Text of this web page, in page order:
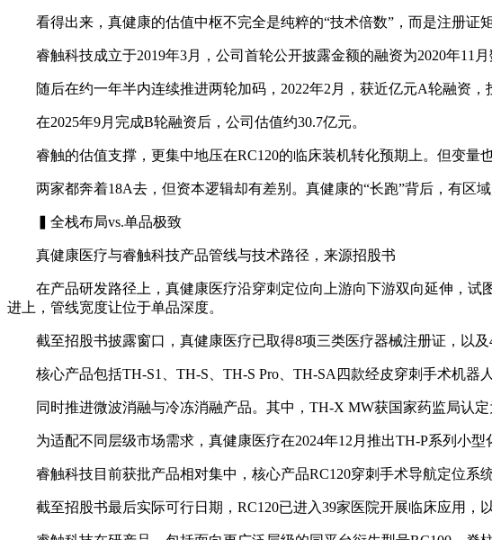
看得出来，真健康的估值中枢不完全是纯粹的“技术倍数”，而是注册证
睿触科技成立于2019年3月，公司首轮公开披露金额的融资为2020年11月
随后在约一年半内连续推进两轮加码，2022年2月，获近亿元A轮融资，
在2025年9月完成B轮融资后，公司估值约30.7亿元。
睿触的估值支撑，更集中地压在RC120的临床装机转化预期上。但变量也
两家都奔着18A去，但资本逻辑却有差别。真健康的“长跑”背后，有区域
▍全栈布局vs.单品极致
真健康医疗与睿触科技产品管线与技术路径，来源招股书
在产品研发路径上，真健康医疗沿穿刺定位向上游向下游双向延伸，试
进上，管线宽度让位于单品深度。
截至招股书披露窗口，真健康医疗已取得8项三类医疗器械注册证，以及
核心产品包括TH-S1、TH-S、TH-S Pro、TH-SA四款经皮穿刺手术机器
同时推进微波消融与冷冻消融产品。其中，TH-X MW获国家药监局认定
为适配不同层级市场需求，真健康医疗在2024年12月推出TH-P系列小型
睿触科技目前获批产品相对集中，核心产品RC120穿刺手术导航定位系
截至招股书最后实际可行日期，RC120已进入39家医院开展临床应用，